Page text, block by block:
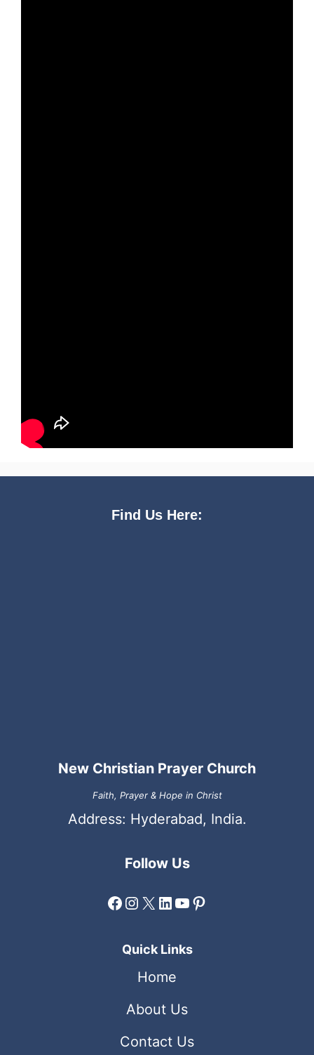
Find Us Here:
New Christian Prayer Church
Faith, Prayer & Hope in Christ
Address: Hyderabad, India.
Follow Us
Facebook
Instagram
X LinkedIn
YouTube
Pinterest
Quick Links
Home
About Us
Contact Us